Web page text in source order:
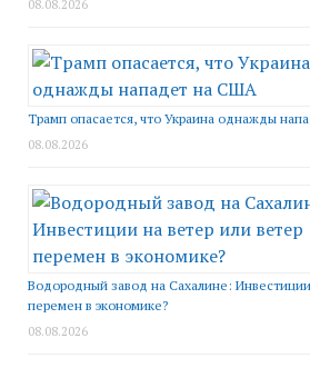
08.08.2026
Трамп опасается, что Украина однажды
08.08.2026
Водородный завод на Сахалине:
перемен в экономике?
08.08.2026